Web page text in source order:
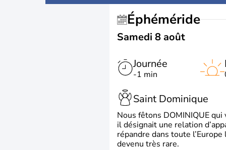
Éphéméride
Samedi 8 août
Journée
-1 min
Saint Dominique
Nous fêtons DOMINIQUE
il désignait une relation
répandre dans toute
devenu très rare.